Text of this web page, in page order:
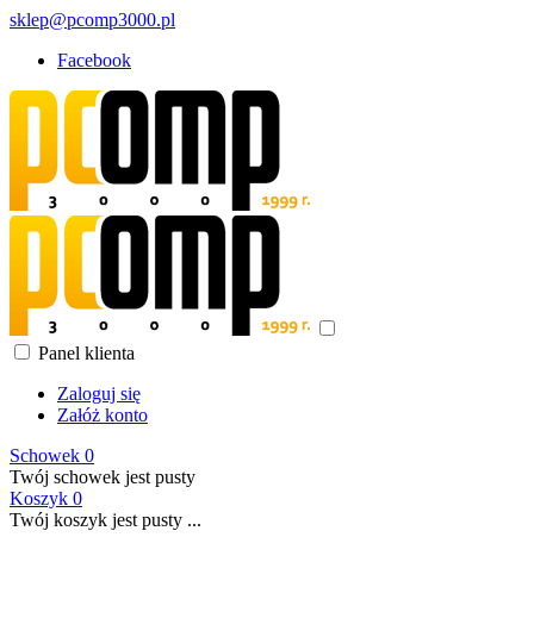
sklep@pcomp3000.pl
Facebook
Panel klienta
Zaloguj się
Załóż konto
Schowek 0
Twój schowek jest pusty
Koszyk 0
Twój koszyk jest pusty ...